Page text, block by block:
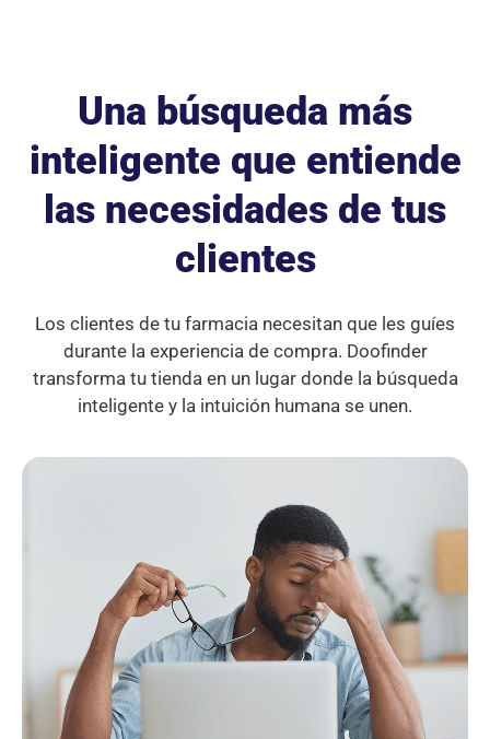
Una búsqueda más
inteligente que entiende
las necesidades de tus
clientes
Los clientes de tu farmacia necesitan que les guíes
durante la experiencia de compra. Doofinder
transforma tu tienda en un lugar donde la búsqueda
inteligente y la intuición humana se unen.